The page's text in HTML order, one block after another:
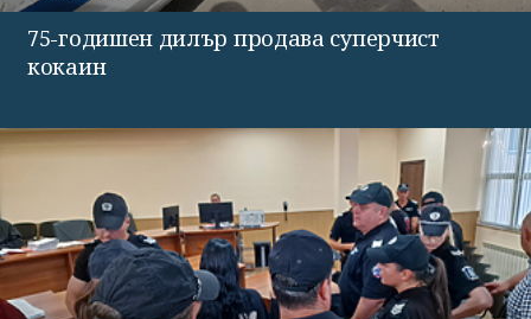
75-годишен дилър продава суперчист
кокаин